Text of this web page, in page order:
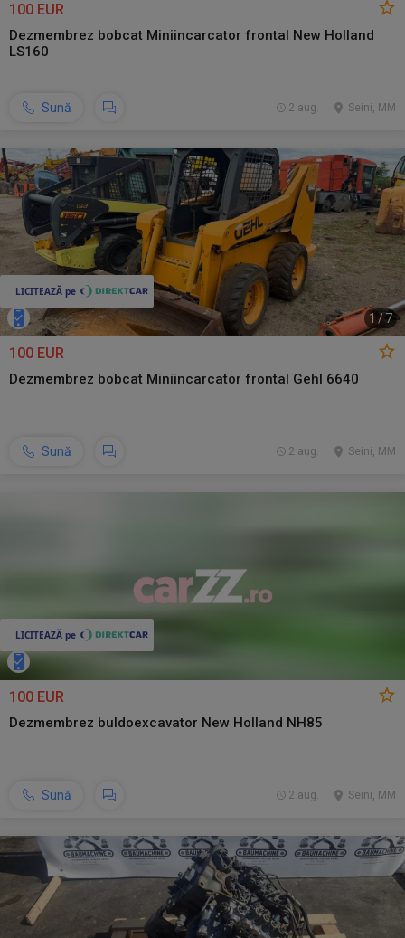
100 EUR
Dezmembrez bobcat Miniincarcator frontal New Holland
LS160
Sună Seini, MM
2 aug.
1/7
100 EUR
Dezmembrez bobcat Miniincarcator frontal Gehl 6640
Sună Seini, MM
2 aug.
100 EUR
Dezmembrez buldoexcavator New Holland NH85
Sună Seini, MM
2 aug.